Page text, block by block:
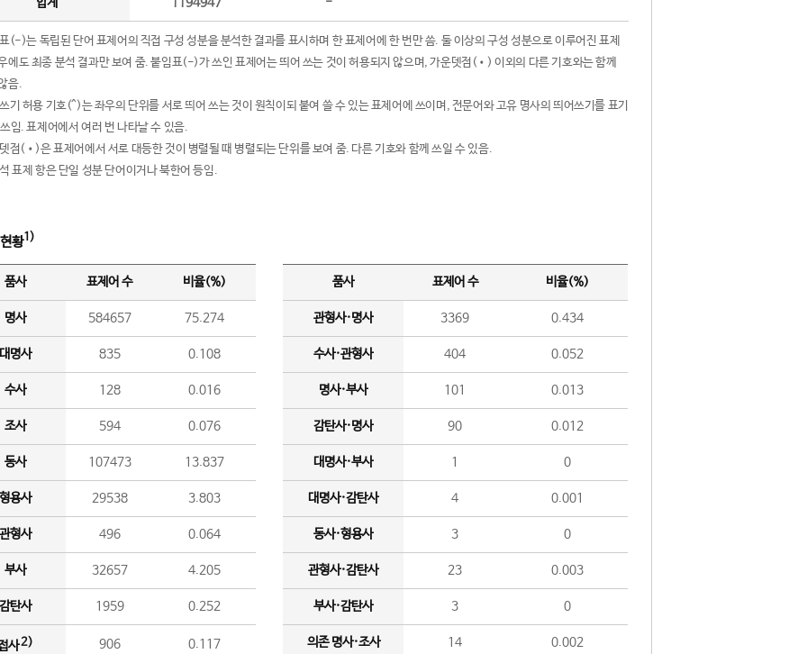
(-)는 독립된 단어 표제어의 직접 구성 성분을 분석한 결과를 표시하며 한 표제어에 한 번만 씀. 둘 이상의 구성 성분으로 이루어진 표제
에도 최종 분석 결과만 보여 줌. 붙임표(-)가 쓰인 표제어는 띄어 쓰는 것이 허용되지 않으며, 가운뎃점(•) 이외의 다른 기호와는 함께
음.
기 허용 기호(^)는 좌우의 단위를 서로 띄어 쓰는 것이 원칙이되 붙여 쓸 수 있는 표제어에 쓰이며, 전문어와 고유 명사의 띄어쓰기를 표기
임. 표제어에서 여러 번 나타날 수 있음.
점(•)은 표제어에서 서로 대등한 것이 병렬될 때 병렬되는 단위를 보여 줌. 다른 기호와 함께 쓰일 수 있음.
표제 항은 단일 성분 단어이거나 북한어 등임.
황1)
품사 표제어 수 비율(%)
명사 584657 75.274
명사 835 0.108
수사 128 0.016
조사 594 0.076
동사 107473 13.837
용사 29538 3.803
형사 496 0.064
부사 32657 4.205
탄사 1959 0.252
사2) 906 0.117
품사 표제어 수 비율(%)
관형사·명사 3369 0.434
수사·관형사 404 0.052
명사·부사 101 0.013
감탄사·명사 90 0.012
대명사·부사 1 0
대명사·감탄사 4 0.001
동사·형용사 3 0
관형사·감탄사 23 0.003
부사·감탄사 3 0
의존 명사·조사 14 0.002